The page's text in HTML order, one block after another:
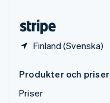
Finland (Svenska)
Produkter och priser
Priser